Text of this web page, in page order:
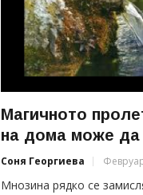
Магичното
на дома може да
Соня Георгиева
Мнозина рядко се